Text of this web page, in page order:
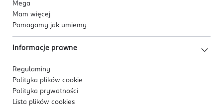
Mega
Mam więcej
Pomagamy jak umiemy
Informacje prawne
Regulaminy
Polityka plików cookie
Polityka prywatności
Lista plików cookies